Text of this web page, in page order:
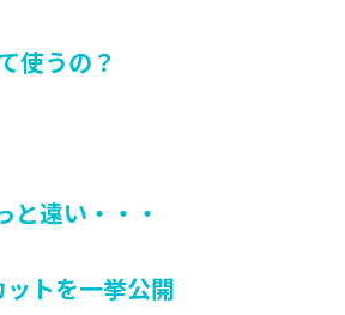
使うの？
遠い・・・
トを一挙公開